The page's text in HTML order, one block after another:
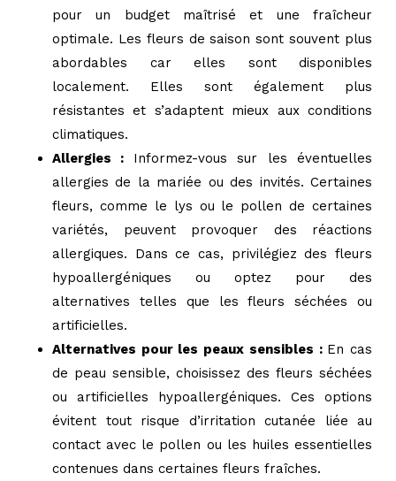
pour un budget maîtrisé et une fraîcheur
optimale. Les fleurs de saison sont souvent plus
abordables car elles sont disponibles
localement. Elles sont également plus
résistantes et s’adaptent mieux aux conditions
climatiques.
Allergies : Informez-vous sur les éventuelles
allergies de la mariée ou des invités. Certaines
fleurs, comme le lys ou le pollen de certaines
variétés, peuvent provoquer des réactions
allergiques. Dans ce cas, privilégiez des fleurs
hypoallergéniques ou optez pour des
alternatives telles que les fleurs séchées ou
artificielles.
Alternatives pour les peaux sensibles : En cas
de peau sensible, choisissez des fleurs séchées
ou artificielles hypoallergéniques. Ces options
évitent tout risque d’irritation cutanée liée au
contact avec le pollen ou les huiles essentielles
contenues dans certaines fleurs fraîches.